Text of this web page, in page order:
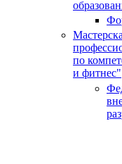
по
и фитнес"